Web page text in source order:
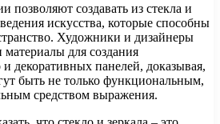
позволяют создавать из стекла и
искусства, которые способны
Художники и дизайнеры
для создания
декоративных панелей, доказывая,
быть не только функциональным,
средством выражения.